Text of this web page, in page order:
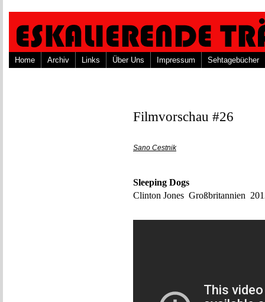
Home Archiv Links Über Uns Impressum Sehtagebücher
Filmvorschau #26
Sano Cestnik
Sleeping Dogs
Clinton Jones Großbritannien